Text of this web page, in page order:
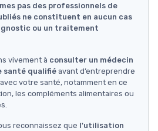
pas des professionnels de
ne constituent en aucun cas
ou un traitement
vivement à consulter un médecin
santé qualifié avant d’entreprendre
votre santé, notamment en ce
les compléments alimentaires ou
reconnaissez que l'utilisation